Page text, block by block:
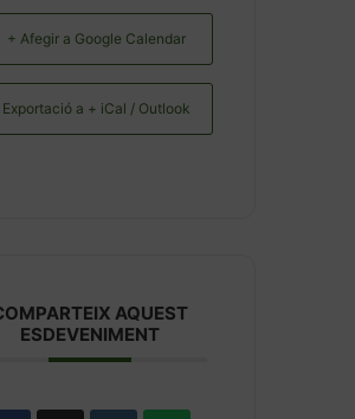
+ Afegir a Google Calendar
Exportació a + iCal / Outlook
AQUEST
ESDEVENIMENT